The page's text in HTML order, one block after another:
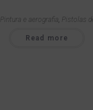
Pintura e aerografia, Pistolas
Read more